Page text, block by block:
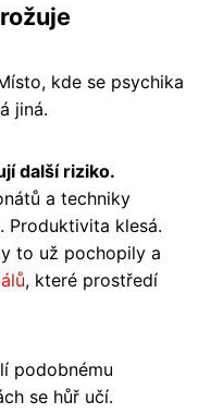
kde se psychika
jiná.
další riziko.
a techniky
Produktivita klesá.
to už pochopily a
, které prostředí
podobnému
se hůř učí.